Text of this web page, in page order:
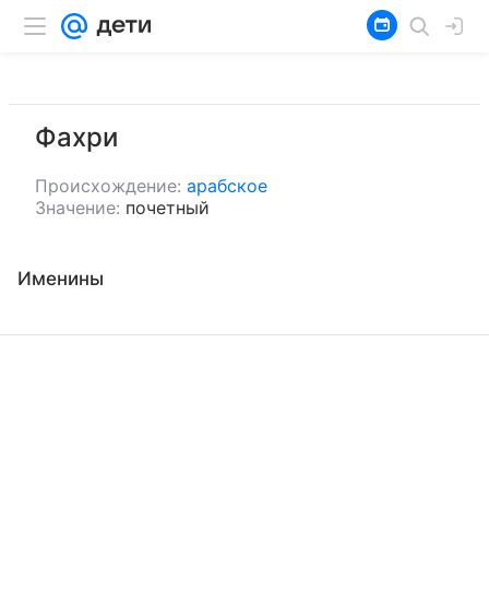
Фахри
Происхождение: арабское
Значение: почетный
Именины